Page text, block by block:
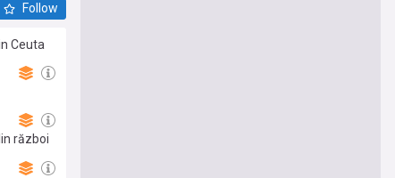
Follow
Ceuta
război